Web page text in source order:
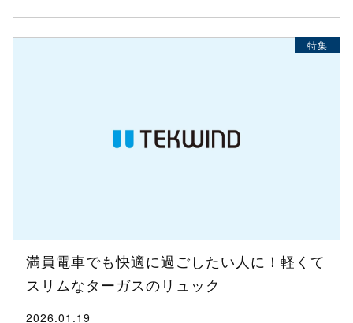
特集
満員電車でも快適に過ごしたい人に！軽くて
スリムなターガスのリュック
2026.01.19